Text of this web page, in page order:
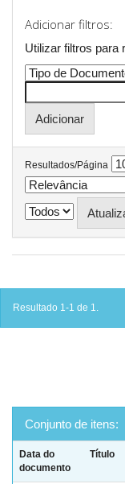
Adicionar filtros:
Utilizar filtros para
Resultados/Página
Resultado 1-1 de 1.
Conjunto de itens:
Data do
documento
Título